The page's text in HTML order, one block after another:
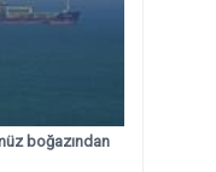
boğazından